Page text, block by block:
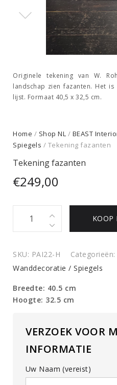
Originele tekening van W.
landschap zien fazanten. Het
lijst. Formaat 40,5 x 32,5 cm.
Home / Shop NL / BEAST
Spiegels / Tekening fazanten
Tekening fazanten
€249,00
KOOP
SKU: PAI22-H Categorieën:
Wanddecoratie / Spiegels
Breedte: 40.5 cm
Hoogte: 32.5 cm
VERZOEK VOOR
INFORMATIE
Uw Naam (vereist)